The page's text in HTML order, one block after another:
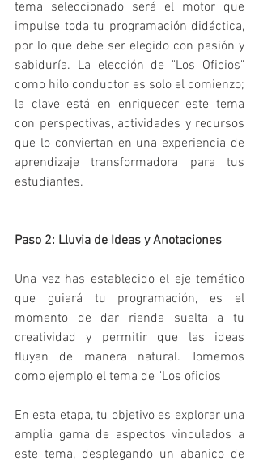
tema seleccionado será el motor que
impulse toda tu programación didáctica,
por lo que debe ser elegido con pasión y
sabiduría. La elección de "Los Oficios"
como hilo conductor es solo el comienzo;
la clave está en enriquecer este tema
con perspectivas, actividades y recursos
que lo conviertan en una experiencia de
aprendizaje transformadora para tus
estudiantes.
Paso 2: Lluvia de Ideas y Anotaciones
Una vez has establecido el eje temático
que guiará tu programación, es el
momento de dar rienda suelta a tu
creatividad y permitir que las ideas
fluyan de manera natural. Tomemos
como ejemplo el tema de "Los oficios
En esta etapa, tu objetivo es explorar una
amplia gama de aspectos vinculados a
este tema, desplegando un abanico de